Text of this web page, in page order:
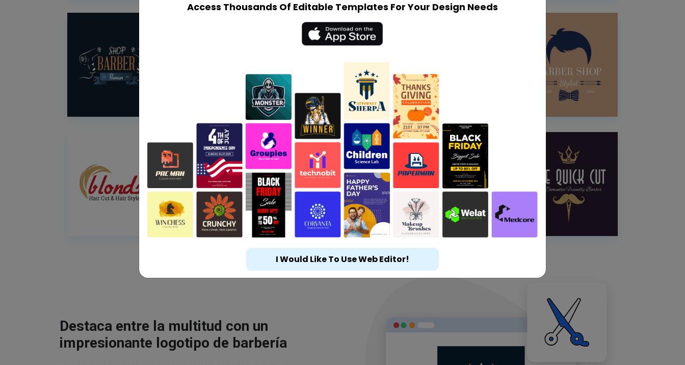
Destaca entre la multitud con un
impresionante logotipo de barbería
Access Thousands Of Editable Templates For Your Design Needs
I Would Like To Use Web Editor!